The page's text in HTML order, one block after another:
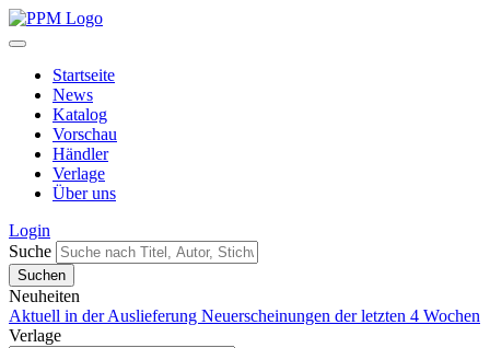
Startseite
News
Katalog
Vorschau
Händler
Verlage
Über uns
Login
Suche
Neuheiten
Aktuell in der Auslieferung Neuerscheinungen der letzten 4 Wochen
Verlage